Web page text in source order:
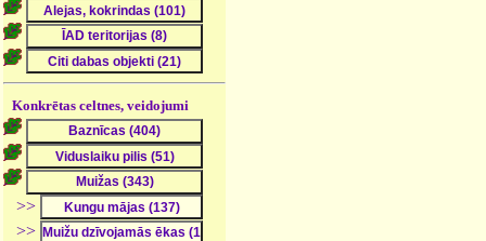
Konkrētas celtnes, veidojumi
>>
>>